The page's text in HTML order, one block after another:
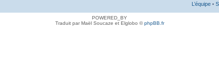
L’équipe •
POWERED_BY
Traduit par Maël Soucaze et Elglobo ©phpBB.fr